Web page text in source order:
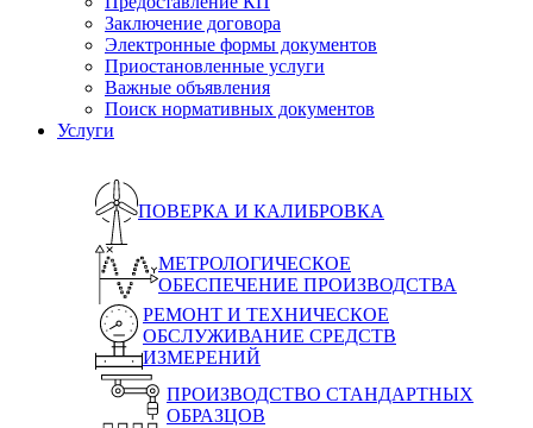
Заключение договора
Электронные формы документов
Приостановленные услуги
Важные объявления
Поиск нормативных документов
Услуги
ПОВЕРКА И КАЛИБРОВКА
МЕТРОЛОГИЧЕСКОЕ
ОБЕСПЕЧЕНИЕ ПРОИЗВОДСТВА
РЕМОНТ И ТЕХНИЧЕСКОЕ
ОБСЛУЖИВАНИЕ СРЕДСТВ
ИЗМЕРЕНИЙ
ПРОИЗВОДСТВО СТАНДАРТНЫХ
ОБРАЗЦОВ